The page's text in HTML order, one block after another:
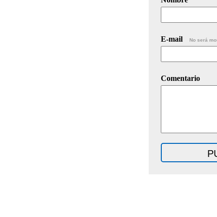
E-mail No será
Comentario